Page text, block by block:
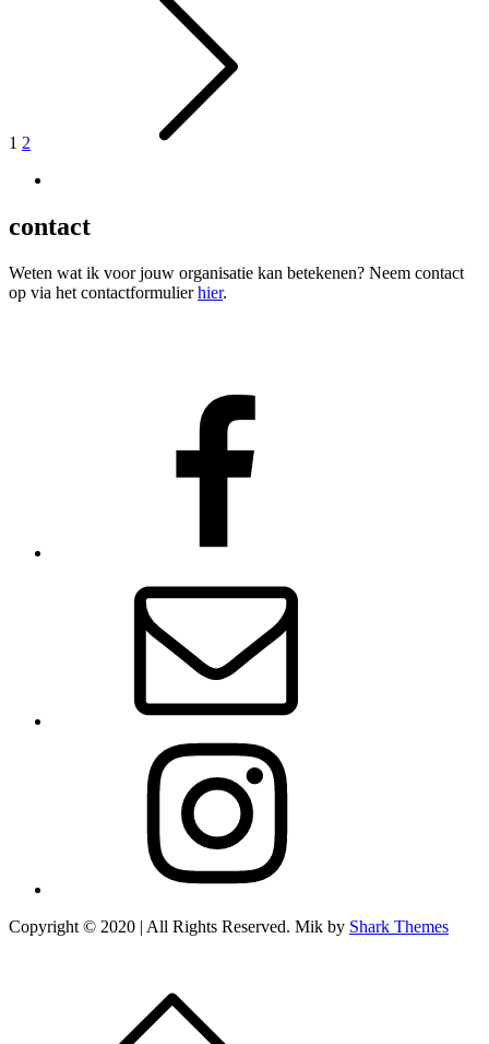
1 2
contact
Weten wat ik voor jouw organisatie kan betekenen? Neem contact
op via het contactformulierhier.
Copyright © 2020 | All Rights Reserved. Mik by Shark Themes